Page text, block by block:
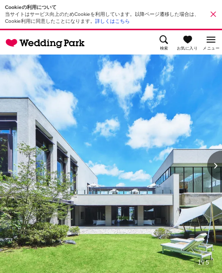
Cookieの利用について
当サイトはサービス向上のためCookieを利用しています。以降ページ遷移した場合は、
Cookie利用に同意したことになります。 詳しくはこちら
検索 お気に入り メニュー
1/5